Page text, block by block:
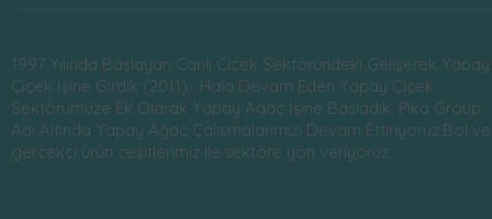
1997 Yılında Başlayan Canlı Çiçek Sektöründeki Gelişerek Yapay
Çiçek İşine Girdik (2011) . Hala Devam Eden Yapay Çiçek
Sektörümüze Ek Olarak Yapay Ağaç İşine Başladık. Pika Group
Adı Altında Yapay Ağaç Çalışmalarımızı Devam Ettiriyoruz.Bol ve
gerçekçi ürün çeşitlerimiz ile sektöre yön veriyoruz.